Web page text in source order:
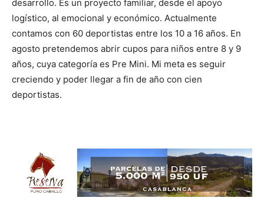
desarrollo. Es un proyecto familiar, desde el apoyo
logístico, al emocional y económico. Actualmente
contamos con 60 deportistas entre los 10 a 16 años. En
agosto pretendemos abrir cupos para niños entre 8 y 9
años, cuya categoría es Pre Mini. Mi meta es seguir
creciendo y poder llegar a fin de año con cien
deportistas.